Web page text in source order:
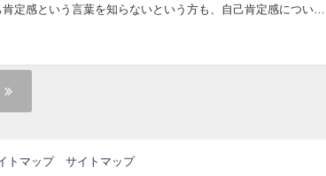
定感という言葉を知らないという方も、自己肯定感について
トマップ サイトマップ